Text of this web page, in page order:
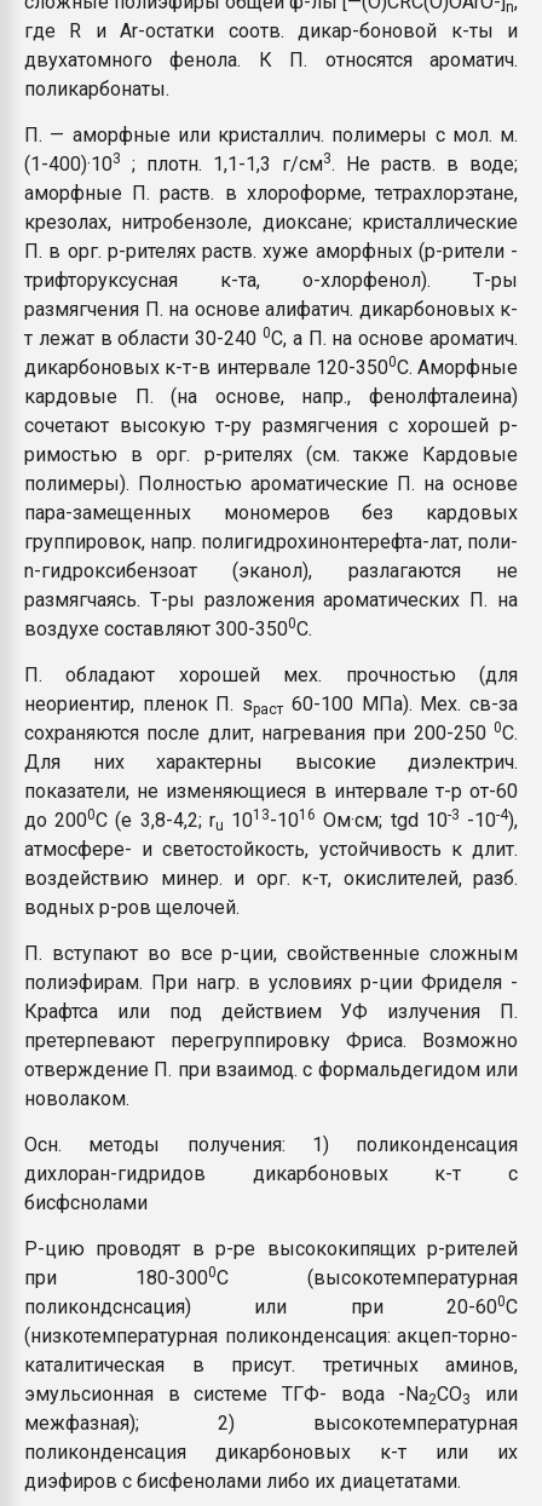
Всё, что касается
бутылок
n
где R и Ar-остатки соотв. дикар-боновой к-ты и
двухатомного фенола. К П. относятся ароматич.
поликарбонаты.
П. — аморфные или кристаллич. полимеры с мол. м.
(1-400)·103 ; плотн. 1,1-1,3 г/см3. Не раств. в воде;
аморфные П. раств. в хлороформе, тетрахлорэтане,
крезолах, нитробензоле, диоксане; кристаллические
П. в орг. р-рителях раств. хуже аморфных (р-рители -
трифторуксусная к-та, о-хлорфенол). Т-ры
размягчения П. на основе алифатич. дикарбоновых к-
т лежат в области 30-240 0C, а П. на основе ароматич.
дикарбоновых к-т-в интервале 120-3500C. Аморфные
кардовые П. (на основе, напр., фенолфталеина)
сочетают высокую т-ру размягчения с хорошей р-
римостью в орг. р-рителях (см. также Кардовые
полимеры). Полностью ароматические П. на основе
пара-замещенных мономеров без кардовых
группировок, напр. полигидрохинонтерефта-лат, поли-
n-гидроксибензоат (эканол), разлагаются не
размягчаясь. Т-ры разложения ароматических П. на
воздухе составляют 300-3500C.
П. обладают хорошей мех. прочностью (для
неориентир, пленок П. sраст 60-100 МПа). Мех. св-за
сохраняются после длит, нагревания при 200-250 0C.
Для них характерны высокие диэлектрич.
показатели, не изменяющиеся в интервале т-р от-60
до 2000C (e 3,8-4,2; ru 1013-1016 Ом·см; tgd 10-3 -10-4),
атмосфере- и светостойкость, устойчивость к длит.
воздействию минер. и орг. к-т, окислителей, разб.
водных р-ров щелочей.
П. вступают во все р-ции, свойственные сложным
полиэфирам. При нагр. в условиях р-ции Фриделя -
Крафтса или под действием УФ излучения П.
претерпевают перегруппировку Фриса. Возможно
отверждение П. при взаимод. с формальдегидом или
новолаком.
Осн. методы получения: 1) поликонденсация
дихлоран-гидридов дикарбоновых к-т с
бисфснолами
Р-цию проводят в р-ре высококипящих р-рителей
при 180-3000C (высокотемпературная
поликондснсация) или при 20-600C
(низкотемпературная поликонденсация: акцеп-торно-
каталитическая в присут. третичных аминов,
эмульсионная в системе ТГФ- вода -Na2CO3
или
межфазная); 2) высокотемпературная
поликонденсация дикарбоновых к-т или их
диэфиров с бисфенолами либо их диацетатами.